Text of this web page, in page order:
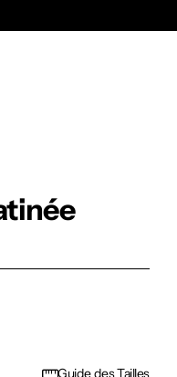
Guide des Tailles